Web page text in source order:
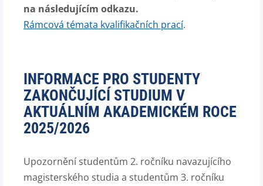
na následujícím odkazu.
Rámcová témata kvalifikačních prací.
INFORMACE PRO STUDENTY
ZAKONČUJÍCÍ STUDIUM V
AKTUÁLNÍM AKADEMICKÉM ROCE
2025/2026
Upozornění studentům 2. ročníku navazujícího
magisterského studia a studentům 3. ročníku